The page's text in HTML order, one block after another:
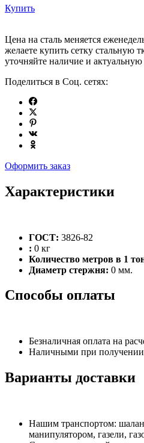
Купить
Цена на сталь меняется
желаете купить сетку стальную
уточняйте наличие и
Поделиться в Соц. сетях:
Оформить заказ
Характеристики
ГОСТ: 3826-82
: 0 кг
Количество метров в 1
Диаметр стержня: 0 мм.
Способы оплаты
Безналичная оплата на
Наличными при получении
Варианты доставки
Нашим транспортом:
манипулятором, газели,